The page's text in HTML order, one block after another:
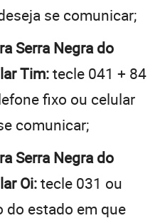
se comunicar;
Serra Negra do
Tim:tecle 041 + 84
fixo ou celular
comunicar;
Serra Negra do
Oi:tecle 031 ou
do estado em que